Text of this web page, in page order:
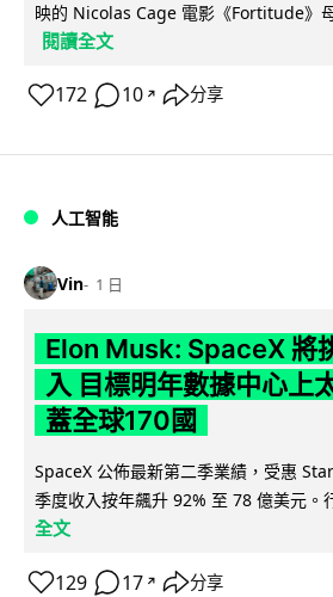
映的 Nicolas Cage 電影《Fortitude》
閱讀全文
172 10 ↗ 分享
人工智能
Vin 1 日
Elon Musk: SpaceX 將
入 目標明年數據中心上
蓋全球170國
SpaceX 公佈最新第二季業績，受惠
季度收入按年飆升 92% 至 78 億美元。
全文
129 17 ↗ 分享